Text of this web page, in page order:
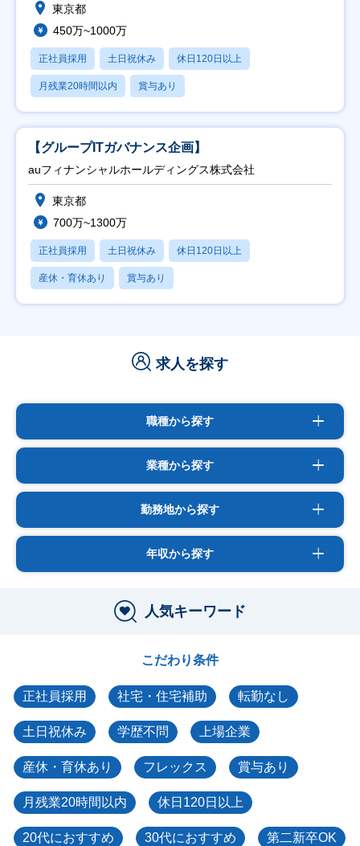
東京都
450万~1000万
正社員採用 土日祝休み 休日120日以上
月残業20時間以内 賞与あり
【グループITガバナンス企画】
auフィナンシャルホールディングス株式会社
東京都
700万~1300万
正社員採用 土日祝休み 休日120日以上
産休・育休あり 賞与あり
求人を探す
職種から探す
業種から探す
勤務地から探す
年収から探す
人気キーワード
こだわり条件
正社員採用 社宅・住宅補助 転勤なし
土日祝休み 学歴不問 上場企業
産休・育休あり フレックス 賞与あり
月残業20時間以内 休日120日以上
20代におすすめ 30代におすすめ 第二新卒OK